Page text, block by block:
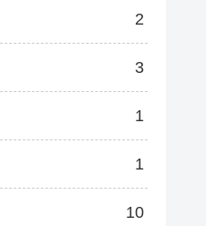
2
3
1
1
10